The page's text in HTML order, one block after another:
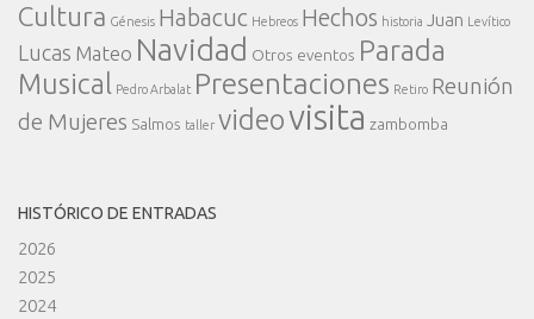
Cultura Génesis Habacuc Hebreos Hechos historia Juan Levítico
Lucas Mateo Navidad Otros eventos Parada
Musical
Pedro Arbalat Presentaciones Retiro Reunión
de Mujeres Salmos taller videovisita zambomba
HISTÓRICO DE ENTRADAS
2026
2025
2024